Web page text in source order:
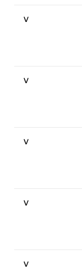
v
v
v
v
v